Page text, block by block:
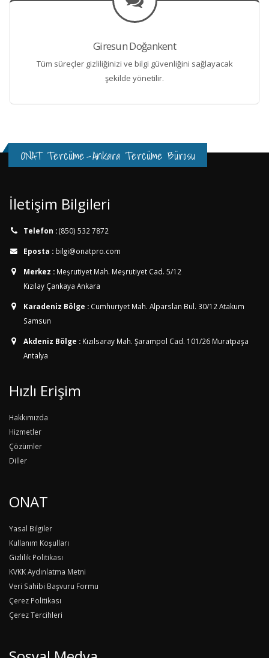
Giresun Doğankent
Tüm süreçler gizliliğinizi ve bilgi güvenliğini sağlayacak
şekilde yönetilir.
ONAT Tercüme-Ankara Tercüme Bürosu
İletişim Bilgileri
Telefon :(850) 532 7872
Eposta : bilgi@onatpro.com
Merkez : Meşrutiyet Mah. Meşrutiyet Cad. 5/12
Kızılay Çankaya Ankara
Karadeniz Bölge : Cumhuriyet Mah. Alparslan Bul. 30/12 Atakum
Samsun
Akdeniz Bölge : Kızılsaray Mah. Şarampol Cad. 101/26 Muratpaşa
Antalya
Hızlı Erişim
Hakkımızda
Hizmetler
Çözümler
Diller
ONAT
Yasal Bilgiler
Kullanım Koşulları
Gizlilik Politikası
KVKK Aydınlatma Metni
Veri Sahibi Başvuru Formu
Çerez Politikası
Çerez Tercihleri